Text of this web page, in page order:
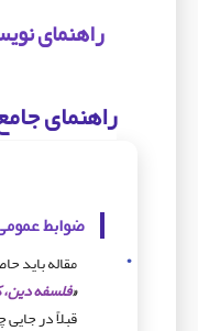
راهنمای
راهنمای
ضوابط
مقاله باید
«فلسفه دین،
قبلاً در